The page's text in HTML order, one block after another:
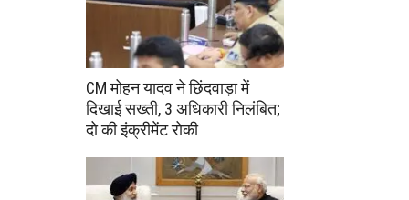
CM मोहन यादव ने छिंदवाड़ा में
दिखाई सख्ती, 3 अधिकारी निलंबित;
दो की इंक्रीमेंट रोकी